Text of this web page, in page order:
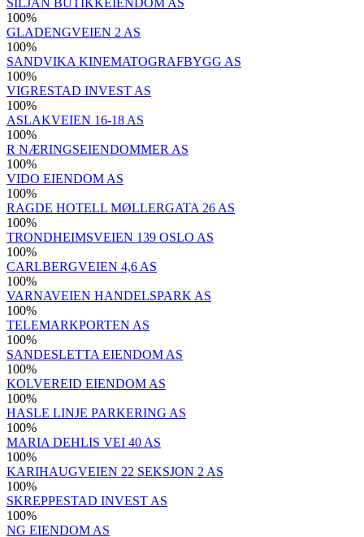
SILJAN BUTIKKEIENDOM AS
100%
GLADENGVEIEN 2 AS
100%
SANDVIKA KINEMATOGRAFBYGG AS
100%
VIGRESTAD INVEST AS
100%
ASLAKVEIEN 16-18 AS
100%
R NÆRINGSEIENDOMMER AS
100%
VIDO EIENDOM AS
100%
RAGDE HOTELL MØLLERGATA 26 AS
100%
TRONDHEIMSVEIEN 139 OSLO AS
100%
CARLBERGVEIEN 4,6 AS
100%
VARNAVEIEN HANDELSPARK AS
100%
TELEMARKPORTEN AS
100%
SANDESLETTA EIENDOM AS
100%
KOLVEREID EIENDOM AS
100%
HASLE LINJE PARKERING AS
100%
MARIA DEHLIS VEI 40 AS
100%
KARIHAUGVEIEN 22 SEKSJON 2 AS
100%
SKREPPESTAD INVEST AS
100%
NG EIENDOM AS